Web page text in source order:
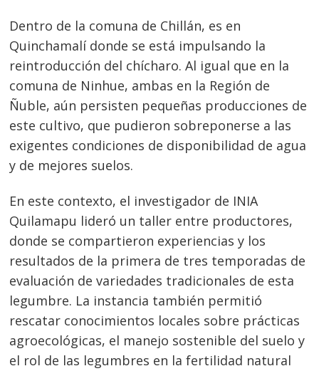
Dentro de la comuna de Chillán, es en
Quinchamalí donde se está impulsando la
reintroducción del chícharo. Al igual que en la
comuna de Ninhue, ambas en la Región de
Ñuble, aún persisten pequeñas producciones de
este cultivo, que pudieron sobreponerse a las
exigentes condiciones de disponibilidad de agua
y de mejores suelos.
En este contexto, el investigador de INIA
Quilamapu lideró un taller entre productores,
donde se compartieron experiencias y los
resultados de la primera de tres temporadas de
evaluación de variedades tradicionales de esta
legumbre. La instancia también permitió
rescatar conocimientos locales sobre prácticas
agroecológicas, el manejo sostenible del suelo y
el rol de las legumbres en la fertilidad natural